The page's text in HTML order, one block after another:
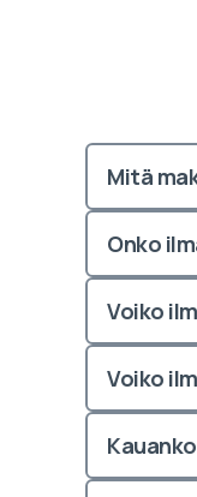
Mitä
Onko
Voiko
Voiko